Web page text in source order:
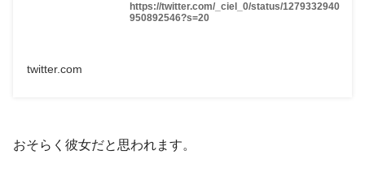
https://twitter.com/_ciel_0/status/1279332940
950892546?s=20
twitter.com
おそらく彼女だと思われます。